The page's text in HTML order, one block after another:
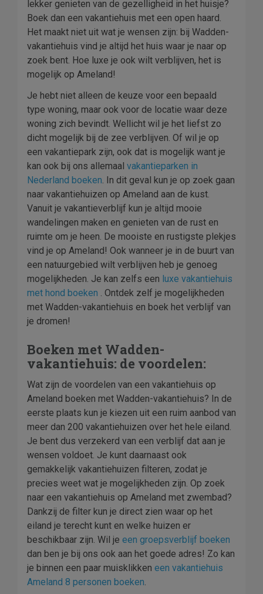
lekker genieten van de gezelligheid in het huisje?
Boek dan een vakantiehuis met een open haard.
Het maakt niet uit wat je wensen zijn: bij Wadden-
vakantiehuis vind je altijd het huis waar je naar op
zoek bent. Hoe luxe je ook wilt verblijven, het is
mogelijk op Ameland!
Je hebt niet alleen de keuze voor een bepaald
type woning, maar ook voor de locatie waar deze
woning zich bevindt. Wellicht wil je het liefst zo
dicht mogelijk bij de zee verblijven. Of wil je op
een vakantiepark zijn, ook dat is mogelijk want je
kan ook bij ons allemaal vakantieparken in
Nederland boeken. In dit geval kun je op zoek gaan
naar vakantiehuizen op Ameland aan de kust.
Vanuit je vakantieverblijf kun je altijd mooie
wandelingen maken en genieten van de rust en
ruimte om je heen. De mooiste en rustigste plekjes
vind je op Ameland! Ook wanneer je in de buurt van
een natuurgebied wilt verblijven heb je genoeg
mogelijkheden. Je kan zelfs een luxe vakantiehuis
met hond boeken . Ontdek zelf je mogelijkheden
met Wadden-vakantiehuis en boek het verblijf van
je dromen!
Boeken met Wadden-
vakantiehuis: de voordelen:
Wat zijn de voordelen van een vakantiehuis op
Ameland boeken met Wadden-vakantiehuis? In de
eerste plaats kun je kiezen uit een ruim aanbod van
meer dan 200 vakantiehuizen over het hele eiland.
Je bent dus verzekerd van een verblijf dat aan je
wensen voldoet. Je kunt daarnaast ook
gemakkelijk vakantiehuizen filteren, zodat je
precies weet wat je mogelijkheden zijn. Op zoek
naar een vakantiehuis op Ameland met zwembad?
Dankzij de filter kun je direct zien waar op het
eiland je terecht kunt en welke huizen er
beschikbaar zijn. Wil je een groepsverblijf boeken
dan ben je bij ons ook aan het goede adres! Zo kan
je binnen een paar muisklikken een vakantiehuis
Ameland 8 personen boeken.